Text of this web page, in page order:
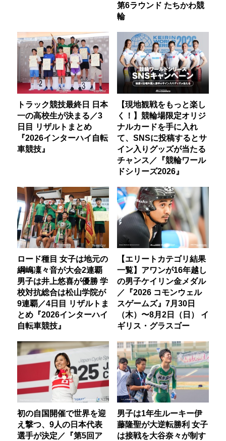
第6ラウンド たちかわ競
輪
トラック競技最終日 日本
一の高校生が決まる／3
日目 リザルトまとめ
『2026インターハイ自転
車競技』
【現地観戦をもっと楽し
く！】競輪場限定オリジ
ナルカードを手に入れ
て、SNSに投稿するとサ
イン入りグッズが当たる
チャンス／『競輪ワール
ドシリーズ2026』
ロード種目 女子は地元の
綱嶋凜々音が大会2連覇
男子は井上悠喜が優勝 学
校対抗総合は松山学院が
9連覇／4日目 リザルトま
とめ『2026インターハイ
自転車競技』
【エリートカテゴリ結果
一覧】アワンが16年越し
の男子ケイリン金メダル
／『2026 コモンウェル
スゲームズ』7月30日
（木）〜8月2日（日） イ
ギリス・グラスゴー
初の自国開催で世界を迎
え撃つ、9人の日本代表
選手が決定／『第5回ア
男子は1年生ルーキー伊
藤隆聖が大逆転勝利 女子
は接戦を大谷奈々が制す